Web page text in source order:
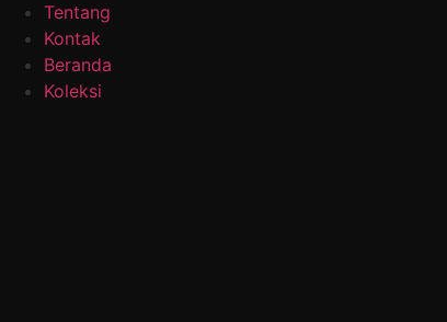
Tentang
Kontak
Beranda
Koleksi